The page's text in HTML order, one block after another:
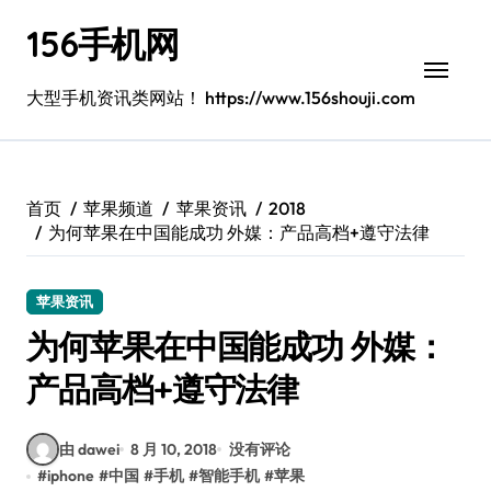
156手机网
大型手机资讯类网站！ https://www.156shouji.com
首页 苹果频道 苹果资讯
2018
为何苹果在中国能成功 外媒：产品高档+遵守法律
苹果资讯
为何苹果在中国能成功 外媒：
产品高档+遵守法律
由 dawei 8 月 10, 2018 没有评论
#iphone #中国 #手机 #智能手机 #苹果